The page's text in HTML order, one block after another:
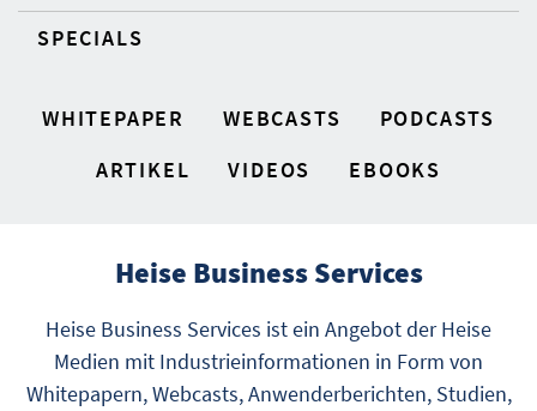
SPECIALS
WHITEPAPER WEBCASTS
PODCASTS
ARTIKEL
VIDEOS EBOOKS
Heise Business Services
Heise Business Services ist ein Angebot der Heise
Medien mit Industrieinformationen in Form von
Whitepapern, Webcasts, Anwenderberichten, Studien,